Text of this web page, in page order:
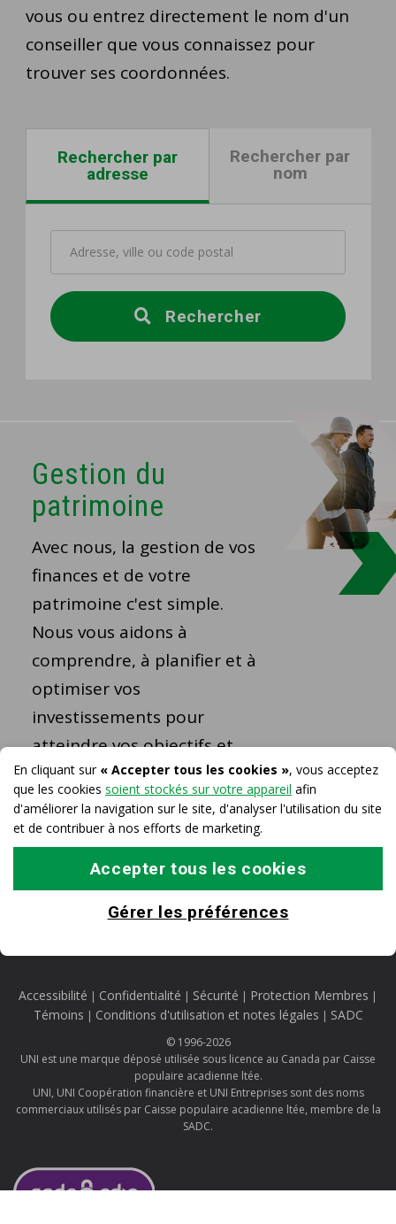
En cliquant sur « Accepter tous les cookies », vous acceptez
que les cookies soient stockés sur votre appareil afin
d'améliorer la navigation sur le site, d'analyser l'utilisation du site
et de contribuer à nos efforts de marketing.
Accepter tous les cookies
Gérer les préférences
vous ou entrez directement le nom d'un
conseiller que vous connaissez pour
trouver ses coordonnées.
Rechercher par
adresse
Rechercher par
nom
Rechercher
Gestion du
patrimoine
Avec nous, la gestion de vos
finances et de votre
patrimoine c'est simple.
Nous vous aidons à
comprendre, à planifier et à
optimiser vos
investissements pour
atteindre vos objectifs et
réaliser vos projets.
En savoir plus
Accessibilité | Confidentialité | Sécurité | Protection Membres |
Témoins | Conditions d'utilisation et notes légales | SADC
© 1996-2026
UNI est une marque déposé utilisée sous licence au Canada par Caisse
populaire acadienne ltée.
UNI, UNI Coopération financière et UNI Entreprises sont des noms
commerciaux utilisés par Caisse populaire acadienne ltée, membre de la
SADC.